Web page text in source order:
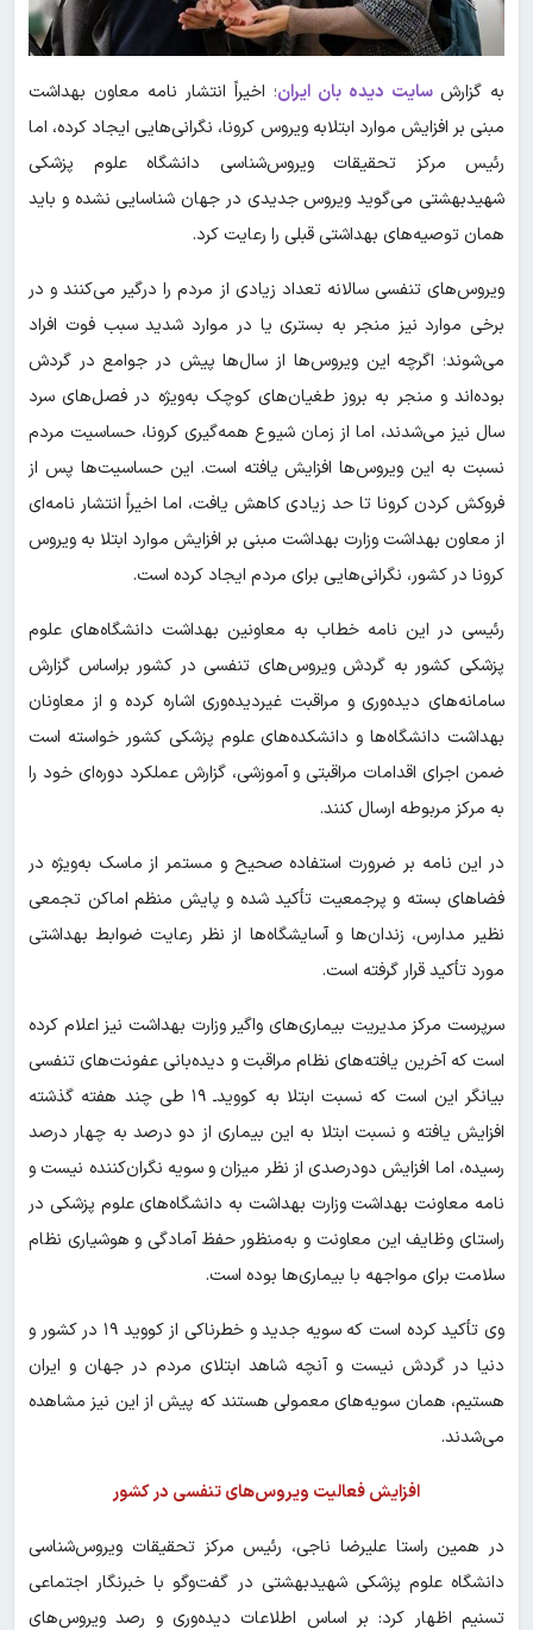
به گزارش سایت دیده بان ایران؛ اخیراً انتشار نامه معاون بهداشت
مبنی بر افزایش موارد ابتلابه ویروس کرونا، نگرانی‌هایی ایجاد کرده، اما
رئیس مرکز تحقیقات ویروس‌شناسی دانشگاه علوم پزشکی
شهیدبهشتی می‌گوید ویروس جدیدی در جهان شناسایی نشده و باید
همان توصیه‌های بهداشتی قبلی را رعایت کرد.
ویروس‌های تنفسی سالانه تعداد زیادی از مردم را درگیر می‌کنند و در
برخی موارد نیز منجر به بستری یا در موارد شدید سبب فوت افراد
می‌شوند؛ اگرچه این ویروس‌ها از سال‌ها پیش در جوامع در گردش
بوده‌اند و منجر به بروز طغیان‌های کوچک به‌ویژه در فصل‌های سرد
سال نیز می‌شدند، اما از زمان شیوع همه‌گیری کرونا، حساسیت مردم
نسبت به این ویروس‌ها افزایش یافته است. این حساسیت‌ها پس از
فروکش کردن کرونا تا حد زیادی کاهش یافت، اما اخیراً انتشار نامه‌ای
از معاون بهداشت وزارت بهداشت مبنی بر افزایش موارد ابتلا به ویروس
کرونا در کشور، نگرانی‌هایی برای مردم ایجاد کرده است.
رئیسی در این نامه خطاب به معاونین بهداشت دانشگاه‌های علوم
پزشکی کشور به گردش ویروس‌های تنفسی در کشور براساس گزارش
سامانه‌های دیده‌وری و مراقبت غیردیده‌وری اشاره کرده و از معاونان
بهداشت دانشگاه‌ها و دانشکده‌های علوم پزشکی کشور خواسته است
ضمن اجرای اقدامات مراقبتی و آموزشی، گزارش عملکرد دوره‌ای خود را
به مرکز مربوطه ارسال کنند.
در این نامه بر ضرورت استفاده صحیح و مستمر از ماسک به‌ویژه در
فضا‌های بسته و پرجمعیت تأکید شده و پایش منظم اماکن تجمعی
نظیر مدارس، زندان‌ها و آسایشگاه‌ها از نظر رعایت ضوابط بهداشتی
مورد تأکید قرار گرفته است.
سرپرست مرکز مدیریت بیماری‌های واگیر وزارت بهداشت نیز اعلام کرده
است که آخرین یافته‌های نظام مراقبت و دیده‌بانی عفونت‌های تنفسی
بیانگر این است که نسبت ابتلا به کووید‌ـ ۱۹ طی چند هفته گذشته
افزایش یافته و نسبت ابتلا به این بیماری از دو درصد به چهار درصد
رسیده، اما افزایش دودرصدی از نظر میزان و سویه نگران‌کننده نیست و
نامه معاونت بهداشت وزارت بهداشت به دانشگاه‌های علوم پزشکی در
راستای وظایف این معاونت و به‌منظور حفظ آمادگی و هوشیاری نظام
سلامت برای مواجهه با بیماری‌ها بوده است.
وی تأکید کرده است که سویه جدید و خطرناکی از کووید ۱۹ در کشور و
دنیا در گردش نیست و آنچه شاهد ابتلای مردم در جهان و ایران
هستیم، همان سویه‌های معمولی هستند که پیش از این نیز مشاهده
می‌شدند.
افزایش فعالیت ویروس‌های تنفسی در کشور
در همین راستا علیرضا ناجی، رئیس مرکز تحقیقات ویروس‌شناسی
دانشگاه علوم پزشکی شهیدبهشتی در گفت‌و‌گو با خبرنگار اجتماعی
تسنیم اظهار کرد: بر اساس اطلاعات دیده‌وری و رصد ویروس‌های